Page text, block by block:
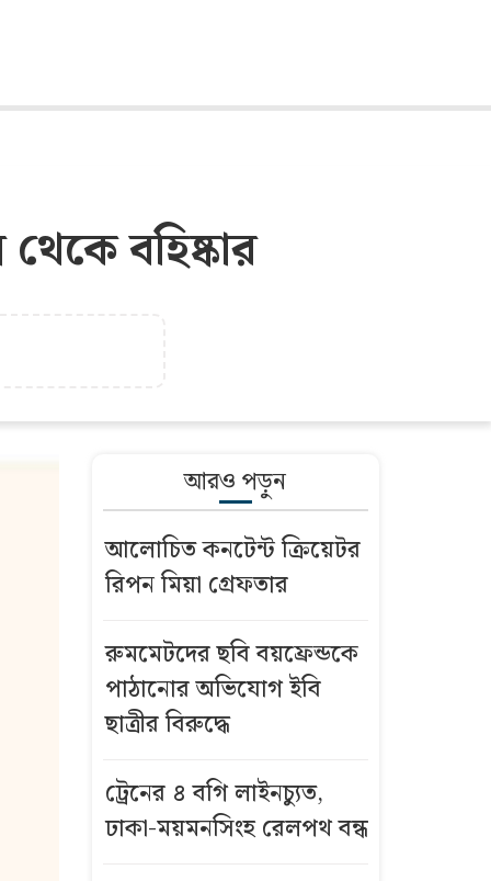
বহিষ্কার
আরও পড়ুন
আলোচিত কনটেন্ট ক্রিয়েটর
রিপন মিয়া গ্রেফতার
রুমমেটদের ছবি বয়ফ্রেন্ডকে
পাঠানোর অভিযোগ ইবি
ছাত্রীর বিরুদ্ধে
ট্রেনের ৪ বগি লাইনচ্যুত,
ঢাকা-ময়মনসিংহ রেলপথ বন্ধ